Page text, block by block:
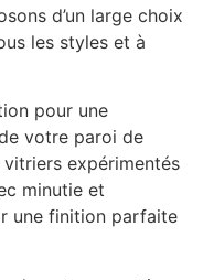
d’un large choix
les styles et à
pour une
votre paroi de
expérimentés
minutie et
une finition parfaite